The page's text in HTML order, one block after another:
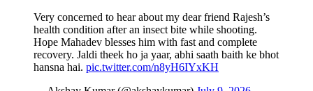
Very concerned to hear about my dear friend Rajesh’s
health condition after an insect bite while shooting.
Hope Mahadev blesses him with fast and complete
recovery. Jaldi theek ho ja yaar, abhi saath baith ke bhot
hansna hai. pic.twitter.com/n8yH6IYxKH